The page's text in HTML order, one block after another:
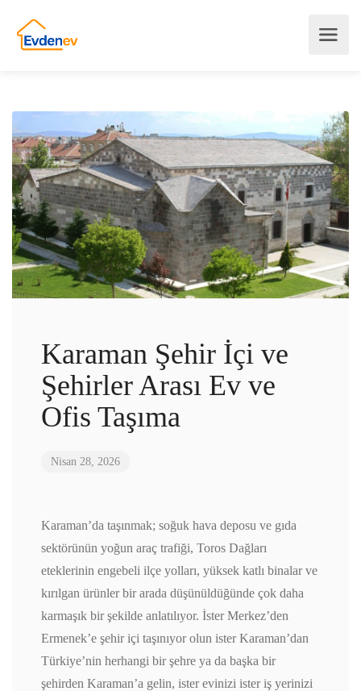
Karaman Şehir İçi ve
Şehirler Arası Ev ve
Ofis Taşıma
Nisan 28, 2026
Karaman’da taşınmak; soğuk hava deposu ve gıda
sektörünün yoğun araç trafiği, Toros Dağları
eteklerinin engebeli ilçe yolları, yüksek katlı binalar ve
kırılgan ürünler bir arada düşünüldüğünde çok daha
karmaşık bir şekilde anlatılıyor. İster Merkez’den
Ermenek’e şehir içi taşınıyor olun ister Karaman’dan
Türkiye’nin herhangi bir şehre ya da başka bir
şehirden Karaman’a gelin, ister evinizi ister iş yerinizi